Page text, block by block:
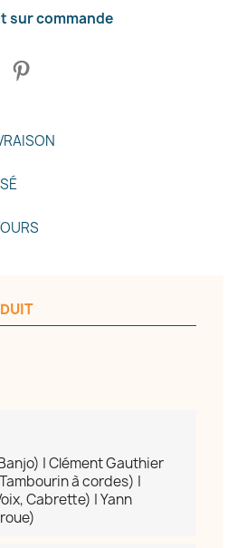
sur commande
| Clément Gauthier
à cordes) |
Cabrette) | Yann
d'envies